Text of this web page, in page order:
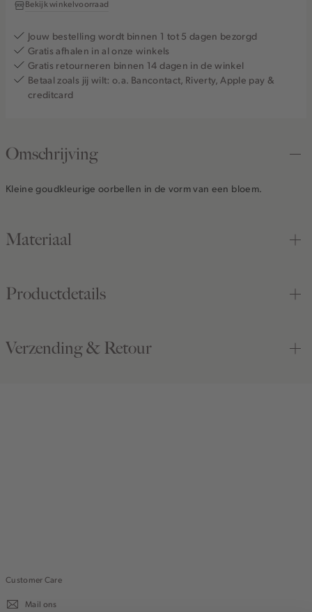
Bekijk winkelvoorraad
Jouw bestelling wordt binnen 1 tot 5 dagen bezorgd
Gratis afhalen in al onze winkels
Gratis retourneren binnen 14 dagen in de winkel
Betaal zoals jij wilt: o.a. Bancontact, Riverty, Apple pay &
creditcard
Omschrijving
Kleine goudkleurige oorbellen in de vorm van een bloem.
Materiaal
Productdetails
Verzending & Retour
Customer Care
Mail ons